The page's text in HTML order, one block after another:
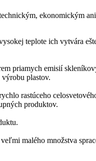
ekonomickým
teplote ich vytvára
priamych emisií
plastov.
rastúceho
produktov.
malého množstva